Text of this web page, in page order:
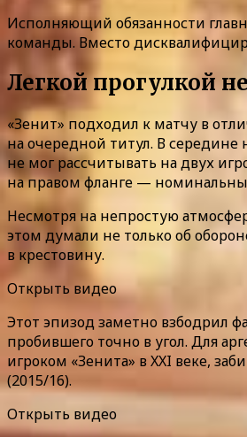
Исполняющий обязанности
команды. Вместо
Легкой прогулкой
«Зенит» подходил к матчу в
на очередной титул. В
не мог рассчитывать на двух
на правом фланге —
Несмотря на непростую
этом думали не только об
в крестовину.
Открыть видео
Этот эпизод заметно взбодрил
пробившего точно в угол. Для
игроком «Зенита» в XXI веке,
(2015/16).
Открыть видео